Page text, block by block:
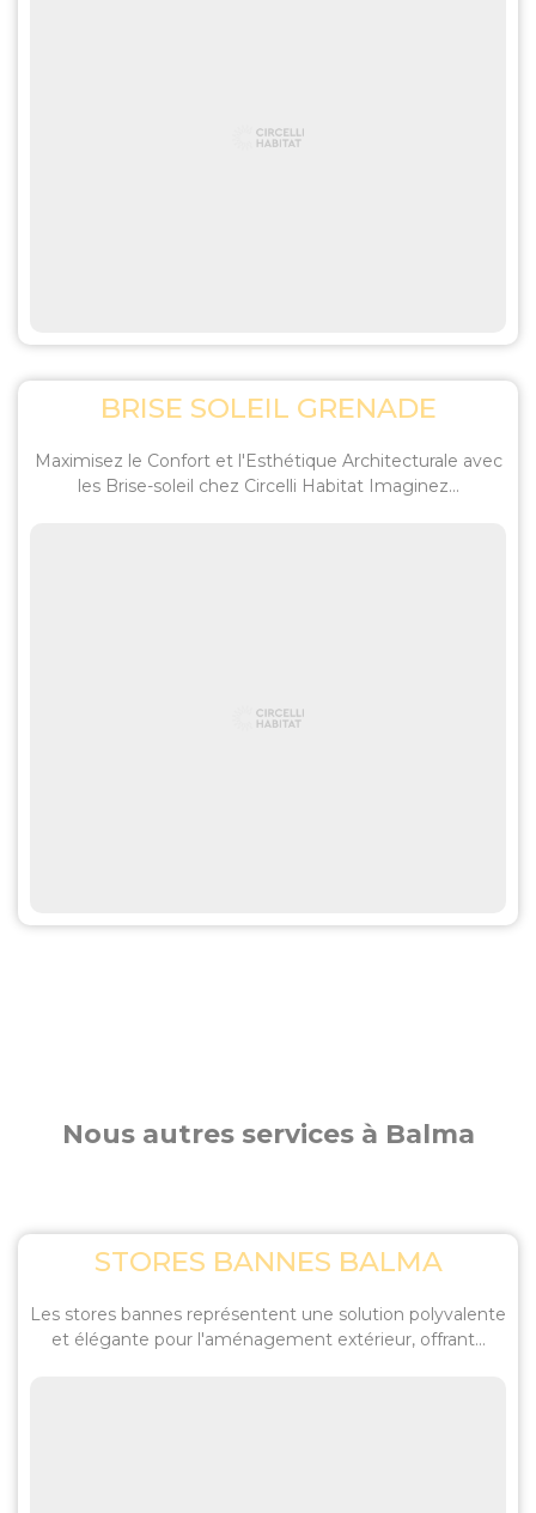
BRISE SOLEIL GRENADE
Maximisez le Confort et l'Esthétique Architecturale avec
les Brise-soleil chez Circelli Habitat Imaginez...
Nous autres services à Balma
STORES BANNES BALMA
Les stores bannes représentent une solution polyvalente
et élégante pour l'aménagement extérieur, offrant...